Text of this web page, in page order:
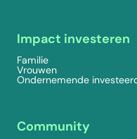
Impact investeren
Familie
Vrouwen
Ondernemende
Community